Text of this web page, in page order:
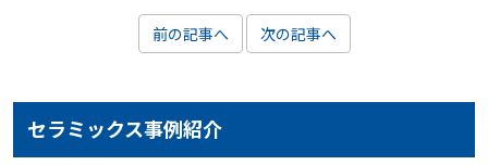
前の記事へ 次の記事へ
セラミックス事例紹介